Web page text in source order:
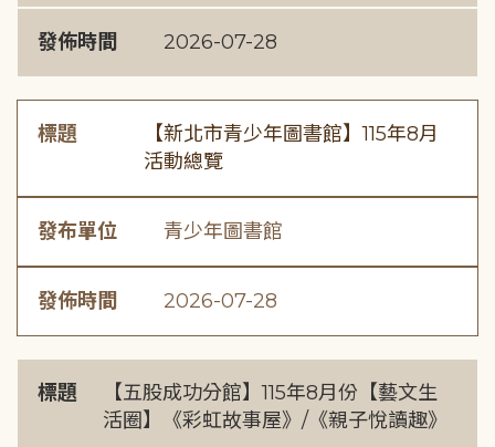
發佈時間 2026-07-28
標題
【新北市青少年圖書館】115年8月
活動總覽
發布單位 青少年圖書館
發佈時間 2026-07-28
標題
【五股成功分館】115年8月份【藝文生
活圈】《彩虹故事屋》/《親子悅讀趣》